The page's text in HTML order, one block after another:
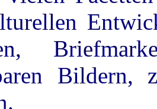
Bildern,